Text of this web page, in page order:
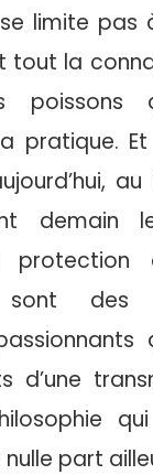
limite pas
tout la
poissons
pratique.
au
demain
des
d’une
part